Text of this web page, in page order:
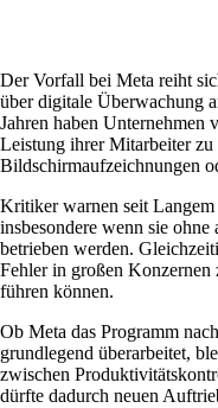
Der Vorfall bei Meta reiht
über digitale Überwachung
Jahren haben Unternehmen
Leistung ihrer Mitarbeiter zu
Bildschirmaufzeichnungen
Kritiker warnen seit
insbesondere wenn sie
betrieben werden.
Fehler in großen Konzernen
führen können.
Ob Meta das Programm
grundlegend überarbeitet,
zwischen
dürfte dadurch neuen